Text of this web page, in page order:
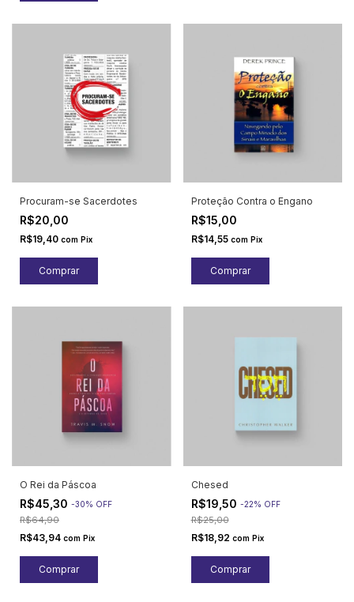
Procuram-se Sacerdotes
R$20,00
R$19,40 com Pix
Proteção Contra o Engano
R$15,00
R$14,55 com Pix
O Rei da Páscoa
R$45,30 -30% OFF
R$64,90
R$43,94 com Pix
Chesed
R$19,50 -22% OFF
R$25,00
R$18,92 com Pix